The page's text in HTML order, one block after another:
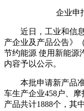
企业申
近日，工业和信
产企业及产品公告》
节约能源 使用新能源
内容予以公示。
本批申请新产品
车生产企业458户、
产品共计1888个，其